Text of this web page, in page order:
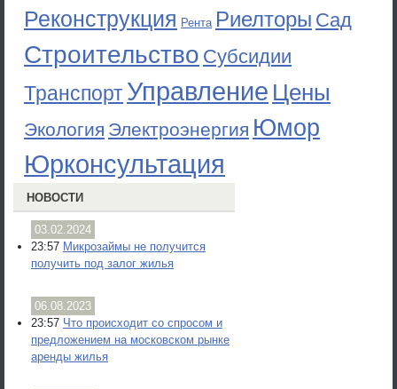
Реконструкция Рента Риелторы Сад
Строительство Субсидии
ТранспортУправление Цены
Экология Электроэнергия Юмор
Юрконсультация
НОВОСТИ
03.02.2024
23:57 Микрозаймы не получится
получить под залог жилья
06.08.2023
23:57 Что происходит со спросом и
предложением на московском рынке
аренды жилья